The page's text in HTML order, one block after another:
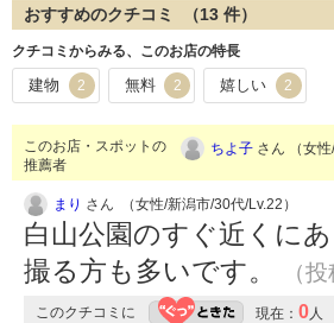
おすすめのクチコミ （13 件）
クチコミからみる、このお店の特長
建物 2 無料 2 嬉しい 2
このお店・スポットの
推薦者
ちよ子 さん （女
まり さん （女性/新潟市/30代/Lv.22）
白山公園のすぐ近くに
撮る方も多いです。
（
このクチコミに 現在： 0 人